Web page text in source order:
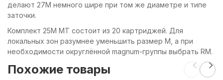
делают 27M немного шире при том же диаметре и типе
заточки.
Комплект 25M MT состоит из 20 картриджей. Для
локальных зон разумнее уменьшить размер M, а при
необходимости округлённой magnum-группы выбрать RM.
Похожие товары